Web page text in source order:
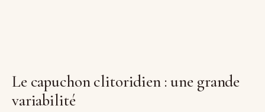
Le capuchon clitoridien : une grande
variabilité